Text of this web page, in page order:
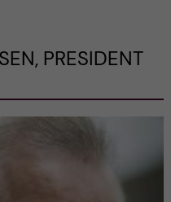
PRESIDENT